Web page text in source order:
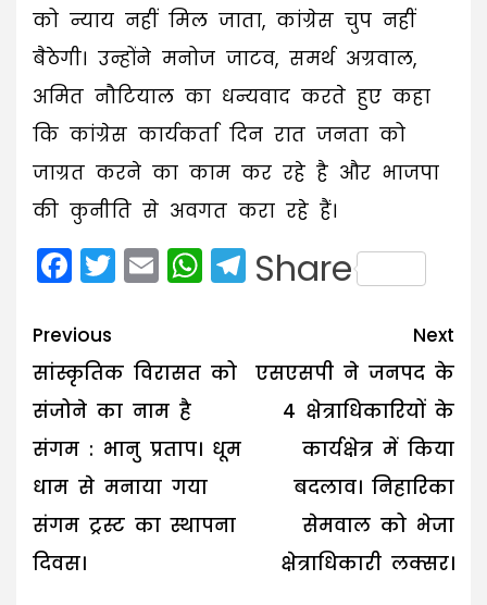
को न्याय नहीं मिल जाता, कांग्रेस चुप नहीं
बैठेगी। उन्होंने मनोज जाटव, समर्थ अग्रवाल,
अमित नौटियाल का धन्यवाद करते हुए कहा
कि कांग्रेस कार्यकर्ता दिन रात जनता को
जाग्रत करने का काम कर रहे है और भाजपा
की कुनीति से अवगत करा रहे हैं।
Facebook
Twitter
EmailWhatsApp
Telegram
Share
Post
navigation
Previous
सांस्कृतिक विरासत को
संजोने का नाम है
संगम : भानु प्रताप। धूम
धाम से मनाया गया
संगम ट्रस्ट का स्थापना
दिवस।
Next
एसएसपी ने जनपद के
4 क्षेत्राधिकारियों के
कार्यक्षेत्र में किया
बदलाव। निहारिका
सेमवाल को भेजा
क्षेत्राधिकारी लक्सर।